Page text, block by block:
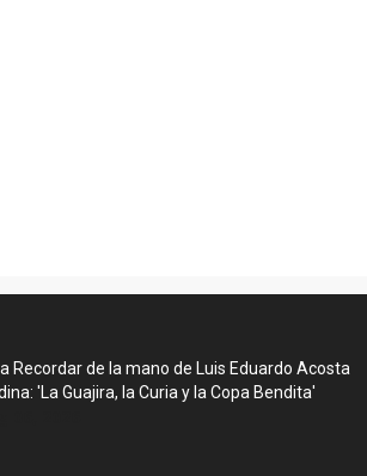
Recordar de la mano de Luis Eduardo Acosta
'La Guajira, la Curia y la Copa Bendita'